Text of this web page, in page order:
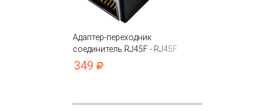
Адаптер-переходник
соединитель RJ45F - RJ45F
349